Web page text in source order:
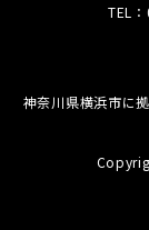
TEL
神奈川県横浜市に